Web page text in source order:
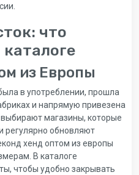
что
из Европы
в употреблении, прошла
и напрямую привезена
магазины, которые
регулярно обновляют
хенд оптом из европы
В каталоге
чтобы удобно закрывать